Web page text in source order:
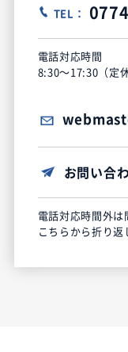
TEL：
電話対応時間
8:30～17:30（定
お問い合
電話対応時間外は
こちらから折り返